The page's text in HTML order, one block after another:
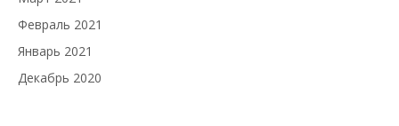
Февраль 2021
Январь 2021
Декабрь 2020